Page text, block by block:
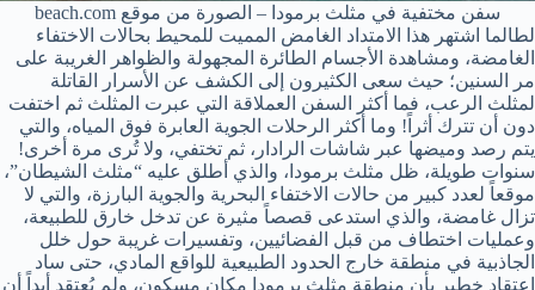
سفن مختفية في مثلث برمودا – الصورة من موقع beach.com
لطالما اشتهر هذا الامتداد الغامض المميت للمحيط بحالات الاختفاء
الغامضة، ومشاهدة الأجسام الطائرة المجهولة والظواهر الغريبة على
مر السنين؛ حيث سعى الكثيرون إلى الكشف عن الأسرار القاتلة
لمثلث الرعب، فما أكثر السفن العملاقة التي عبرت المثلث ثم اختفت
دون أن تترك أثراً! وما أكثر الرحلات الجوية العابرة فوق المياه، والتي
يتم رصد وميضها عبر شاشات الرادار، ثم تختفي، ولا تُرى مرة أخرى!
سنوات طويلة، ظل مثلث برمودا، والذي أطلق عليه “مثلث الشيطان”،
موقعاً لعدد كبير من حالات الاختفاء البحرية والجوية البارزة، والتي لا
تزال غامضة، والذي استدعى قصصاً مثيرة عن تدخل خارق للطبيعة،
وعمليات اختطاف من قبل الفضائيين، وتفسيرات غريبة حول خلل
الجاذبية في منطقة خارج الحدود الطبيعية للواقع المادي، حتى ساد
اعتقاد خطير بأن منطقة مثلث برمودا مكان مسكون، ولم يُعتقد أبداً أن